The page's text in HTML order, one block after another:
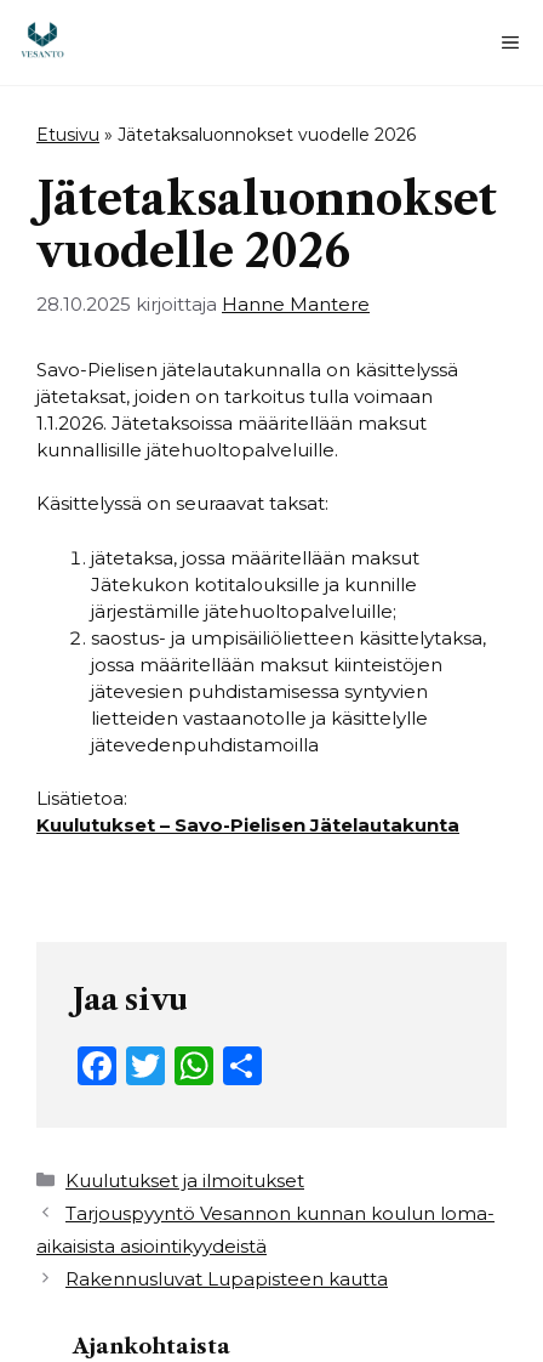
sisältöön
Etusivu » Jätetaksaluonnokset vuodelle 2026
Jätetaksaluonnokset
vuodelle 2026
28.10.2025 kirjoittaja Hanne Mantere
Savo-Pielisen jätelautakunnalla on käsittelyssä
jätetaksat, joiden on tarkoitus tulla voimaan
1.1.2026. Jätetaksoissa määritellään maksut
kunnallisille jätehuoltopalveluille.
Käsittelyssä on seuraavat taksat:
jätetaksa, jossa määritellään maksut
Jätekukon kotitalouksille ja kunnille
järjestämille jätehuoltopalveluille;
saostus- ja umpisäiliölietteen käsittelytaksa,
jossa määritellään maksut kiinteistöjen
jätevesien puhdistamisessa syntyvien
lietteiden vastaanotolle ja käsittelylle
jätevedenpuhdistamoilla
Lisätietoa:
Kuulutukset – Savo-Pielisen Jätelautakunta
Jaa sivu
F
e
b
o
o
k
T
t
e
r
W
ts
A
p
p
e
Kategoriat
Kuulutukset ja ilmoitukset
Tarjouspyyntö Vesannon kunnan koulun loma-
aikaisista asiointikyydeistä
Rakennusluvat Lupapisteen kautta
Ajankohtaista